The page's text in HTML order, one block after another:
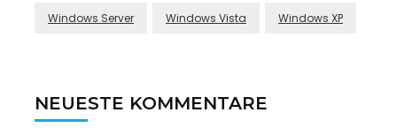
Windows Server Windows Vista Windows XP
NEUESTE KOMMENTARE